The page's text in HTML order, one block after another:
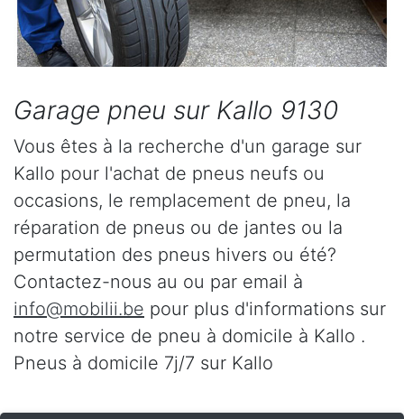
Garage pneu sur Kallo 9130
Vous êtes à la recherche d'un garage sur
Kallo pour l'achat de pneus neufs ou
occasions, le remplacement de pneu, la
réparation de pneus ou de jantes ou la
permutation des pneus hivers ou été?
Contactez-nous au ou par email à
info@mobilii.be pour plus d'informations sur
notre service de pneu à domicile à Kallo .
Pneus à domicile 7j/7 sur Kallo